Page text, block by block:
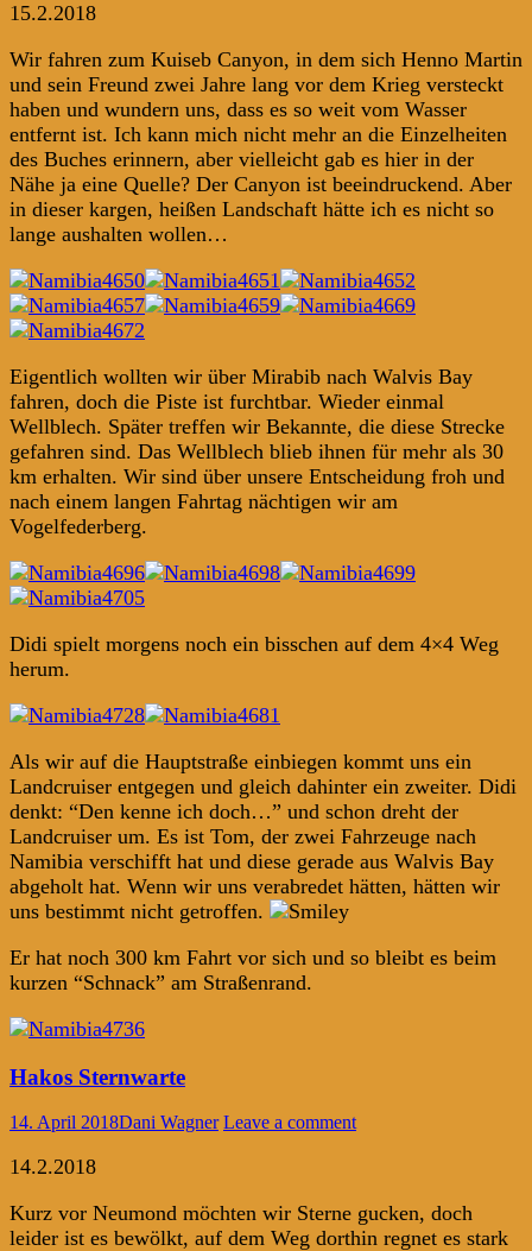
15.2.2018
Wir fahren zum Kuiseb Canyon, in dem sich Henno Martin
und sein Freund zwei Jahre lang vor dem Krieg versteckt
haben und wundern uns, dass es so weit vom Wasser
entfernt ist. Ich kann mich nicht mehr an die Einzelheiten
des Buches erinnern, aber vielleicht gab es hier in der
Nähe ja eine Quelle? Der Canyon ist beeindruckend. Aber
in dieser kargen, heißen Landschaft hätte ich es nicht so
lange aushalten wollen…
Eigentlich wollten wir über Mirabib nach Walvis Bay
fahren, doch die Piste ist furchtbar. Wieder einmal
Wellblech. Später treffen wir Bekannte, die diese Strecke
gefahren sind. Das Wellblech blieb ihnen für mehr als 30
km erhalten. Wir sind über unsere Entscheidung froh und
nach einem langen Fahrtag nächtigen wir am
Vogelfederberg.
Didi spielt morgens noch ein bisschen auf dem 4×4 Weg
herum.
Als wir auf die Hauptstraße einbiegen kommt uns ein
Landcruiser entgegen und gleich dahinter ein zweiter. Didi
denkt: “Den kenne ich doch…” und schon dreht der
Landcruiser um. Es ist Tom, der zwei Fahrzeuge nach
Namibia verschifft hat und diese gerade aus Walvis Bay
abgeholt hat. Wenn wir uns verabredet hätten, hätten wir
uns bestimmt nicht getroffen.
Er hat noch 300 km Fahrt vor sich und so bleibt es beim
kurzen “Schnack” am Straßenrand.
Hakos Sternwarte
14. April 2018Dani Wagner Leave a comment
14.2.2018
Kurz vor Neumond möchten wir Sterne gucken, doch
leider ist es bewölkt, auf dem Weg dorthin regnet es stark